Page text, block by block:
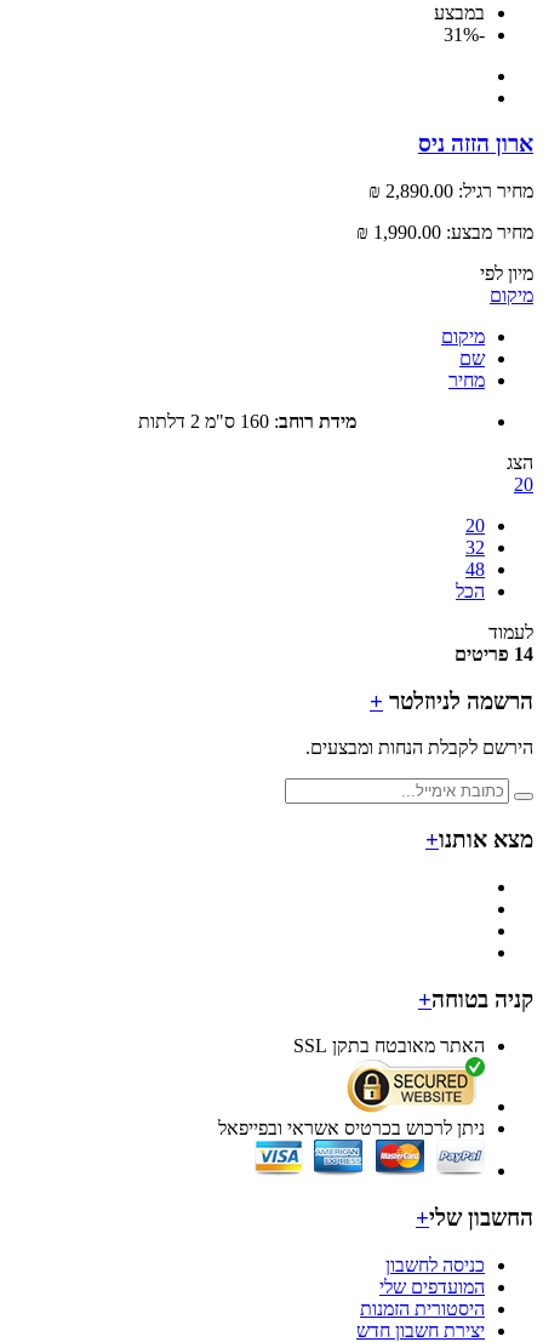
במבצע
הזזה ניס
רגיל: 2,890.00 ₪
מבצע: 1,990.00 ₪
מיקום
שם
מחיר
מידת רוחב :160 ס"מ 2 דלתות
הכל
לניוזלטר+
לקבלת הנחות ומבצעים.
אותנו+
בטוחה+
האתר מאובטח בתקן SSL
ניתן לרכוש בכרטיס אשראי ובפייפאל
שלי+
כניסה לחשבון
המועדפים שלי
היסטורית הזמנות
יצירת חשבון חדש